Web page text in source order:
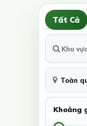
Tất Cả
Toàn
Khoảng